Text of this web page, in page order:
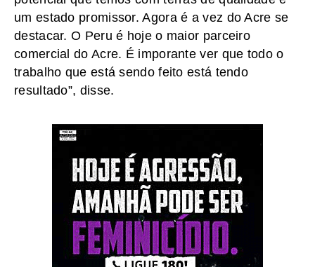
um estado promissor. Agora é a vez do Acre se
destacar. O Peru é hoje o maior parceiro
comercial do Acre. É imporante ver que todo o
trabalho que está sendo feito está tendo
resultado”, disse.